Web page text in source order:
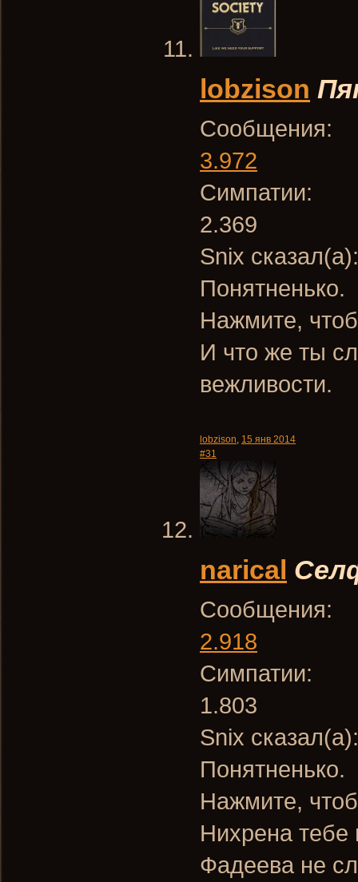
lobzison
Сообщения:
3.972
Симпатии:
2.369
Snix
Понятненько.
Нажмите,
И что же ты
вежливости.
lobzison, 15 янв 2014
#31
narical
Сообщения:
2.918
Симпатии:
1.803
Snix
Понятненько.
Нажмите,
Нихрена тебе
Фадеева не